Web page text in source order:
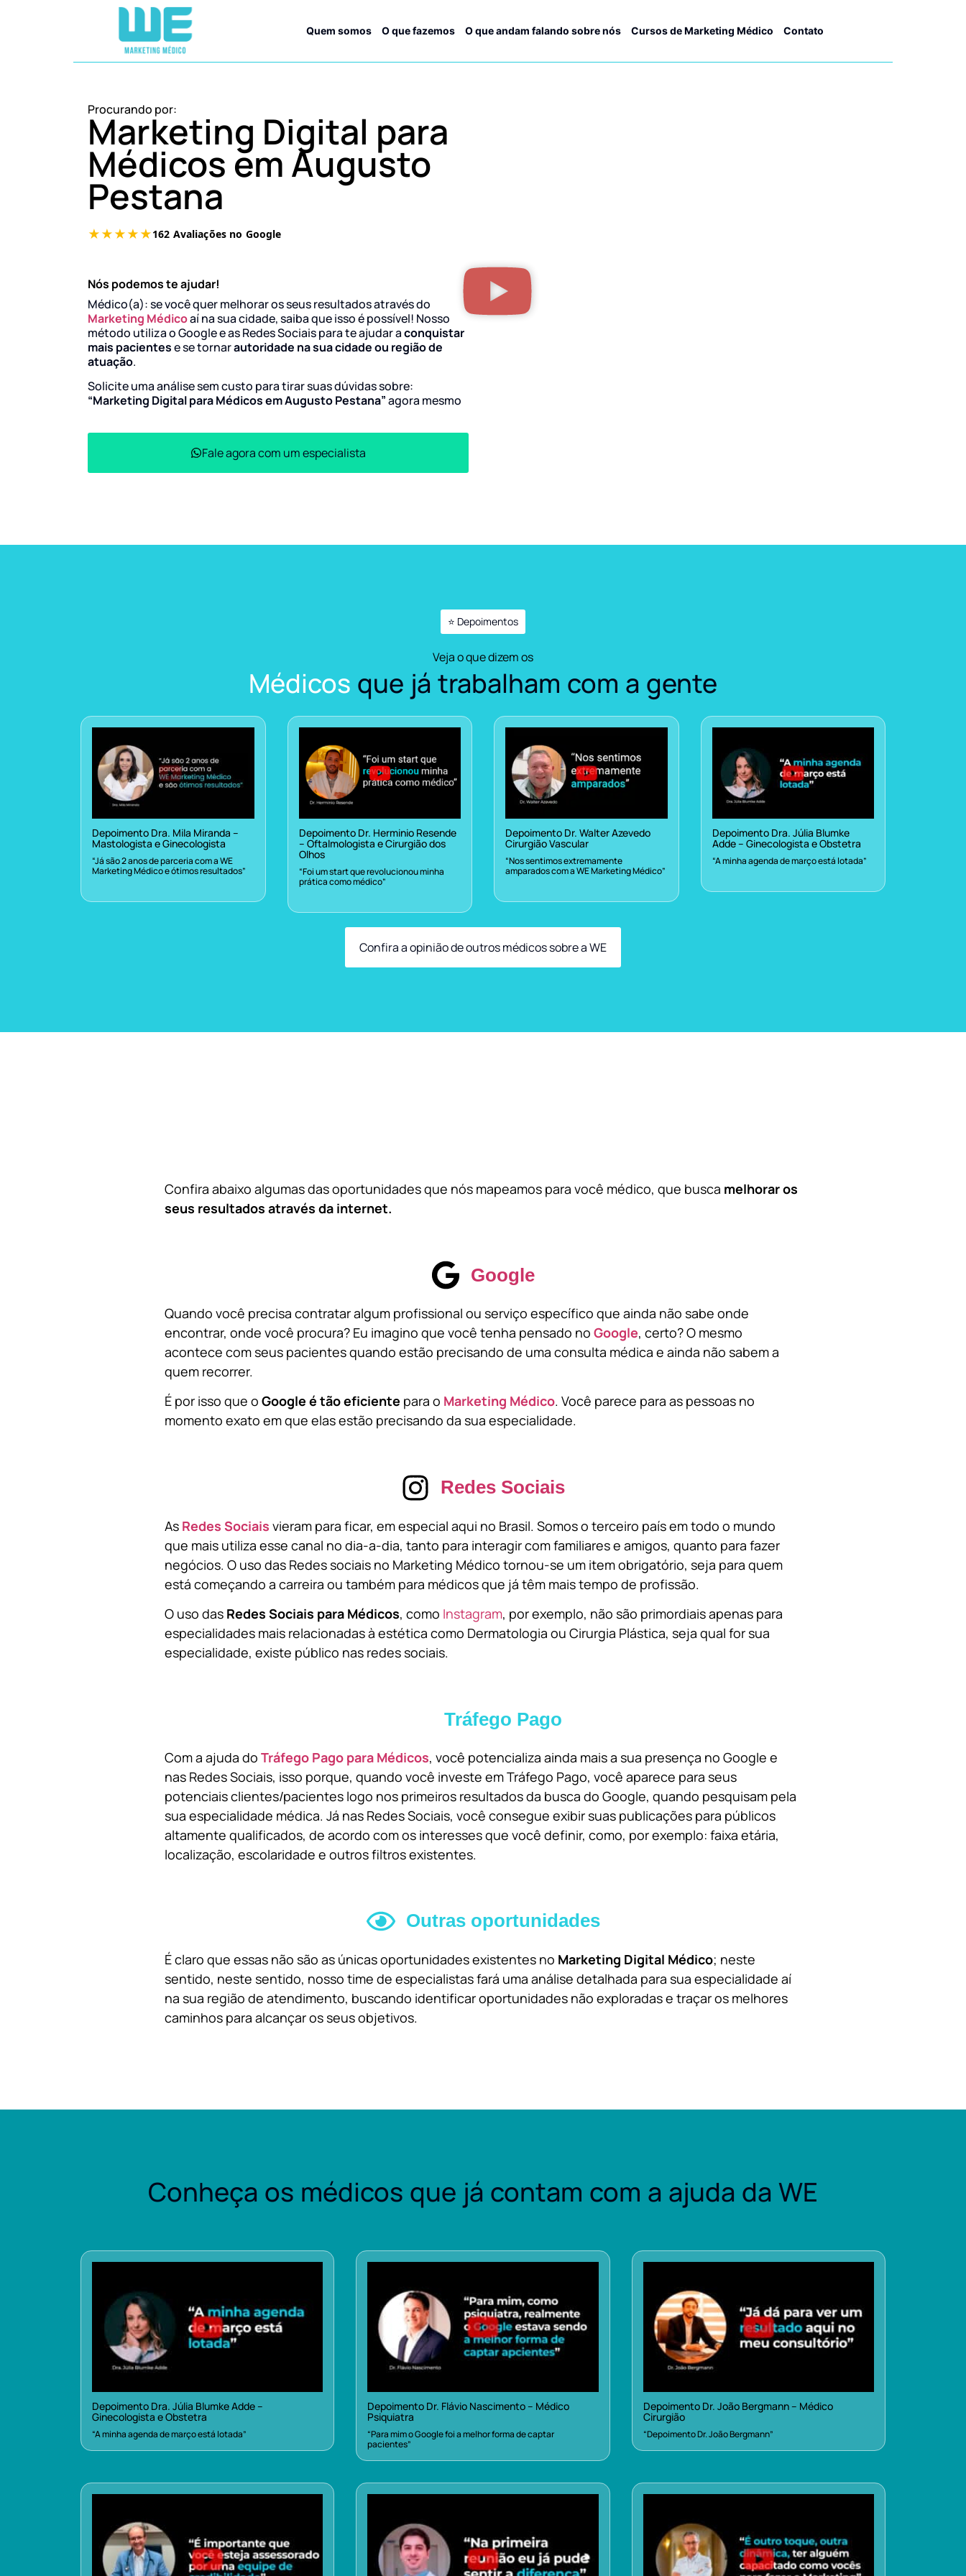
Quem somos O que fazemos O que andam falando sobre nós Cursos de Marketing Médico Contato
Procurando por:
Marketing Digital para
Médicos em Augusto
Pestana
Nós podemos te ajudar!
Médico(a): se você quer melhorar os seus resultados através do
Marketing Médicoaí na sua cidade, saiba que isso é possível! Nosso
método utiliza o Google e as Redes Sociais para te ajudar aconquistar
mais pacientese se tornarautoridade na sua cidade ou região de
atuação.
Solicite uma análise sem custo para tirar suas dúvidas sobre:
“Marketing Digital para Médicos em Augusto Pestana”agora mesmo
Fale agora com um especialista
⭐ Depoimentos
Veja o que dizem os
Médicos que já trabalham com a gente
Depoimento Dra. Mila Miranda –
Mastologista e Ginecologista
“Já são 2 anos de parceria com a WE
Marketing Médico e ótimos resultados”
Depoimento Dr. Herminio Resende
– Oftalmologista e Cirurgião dos
Olhos
“Foi um start que revolucionou minha
prática como médico”
Depoimento Dr. Walter Azevedo
Cirurgião Vascular
“Nos sentimos extremamente
amparados com a WE Marketing Médico”
Depoimento Dra. Júlia Blumke
Adde – Ginecologista e Obstetra
“A minha agenda de março está lotada”
Confira a opinião de outros médicos sobre a WE
Confira abaixo algumas das oportunidades que nós mapeamos para você médico, que busca melhorar os
seus resultados através da internet.
Google
Quando você precisa contratar algum profissional ou serviço específico que ainda não sabe onde
encontrar, onde você procura? Eu imagino que você tenha pensado no Google, certo? O mesmo
acontece com seus pacientes quando estão precisando de uma consulta médica e ainda não sabem a
quem recorrer.
É por isso que o Google é tão eficiente para o Marketing Médico. Você parece para as pessoas no
momento exato em que elas estão precisando da sua especialidade.
Redes Sociais
As Redes Sociais vieram para ficar, em especial aqui no Brasil. Somos o terceiro país em todo o mundo
que mais utiliza esse canal no dia-a-dia, tanto para interagir com familiares e amigos, quanto para fazer
negócios. O uso das Redes sociais no Marketing Médico tornou-se um item obrigatório, seja para quem
está começando a carreira ou também para médicos que já têm mais tempo de profissão.
O uso das Redes Sociais para Médicos, como Instagram, por exemplo, não são primordiais apenas para
especialidades mais relacionadas à estética como Dermatologia ou Cirurgia Plástica, seja qual for sua
especialidade, existe público nas redes sociais.
Tráfego Pago
Com a ajuda do Tráfego Pago para Médicos, você potencializa ainda mais a sua presença no Google e
nas Redes Sociais, isso porque, quando você investe em Tráfego Pago, você aparece para seus
potenciais clientes/pacientes logo nos primeiros resultados da busca do Google, quando pesquisam pela
sua especialidade médica. Já nas Redes Sociais, você consegue exibir suas publicações para públicos
altamente qualificados, de acordo com os interesses que você definir, como, por exemplo: faixa etária,
localização, escolaridade e outros filtros existentes.
Outras oportunidades
É claro que essas não são as únicas oportunidades existentes no Marketing Digital Médico; neste
sentido, neste sentido, nosso time de especialistas fará uma análise detalhada para sua especialidade aí
na sua região de atendimento, buscando identificar oportunidades não exploradas e traçar os melhores
caminhos para alcançar os seus objetivos.
Conheça os médicos que já contam com a ajuda da WE
Depoimento Dra. Júlia Blumke Adde –
Ginecologista e Obstetra
“A minha agenda de março está lotada”
Depoimento Dr. Flávio Nascimento – Médico
Psiquiatra
“Para mim o Google foi a melhor forma de captar
pacientes”
Depoimento Dr. João Bergmann – Médico
Cirurgião
“Depoimento Dr. João Bergmann”